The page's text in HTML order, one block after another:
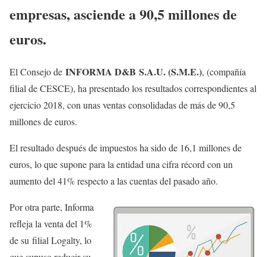
empresas, asciende a 90,5 millones de
euros.
El Consejo de INFORMA D&B S.A.U. (S.M.E.), (compañía
filial de CESCE), ha presentado los resultados correspondientes al
ejercicio 2018, con unas ventas consolidadas de más de 90,5
millones de euros.
El resultado después de impuestos ha sido de 16,1 millones de
euros, lo que supone para la entidad una cifra récord con un
aumento del 41% respecto a las cuentas del pasado año.
Por otra parte, Informa
refleja la venta del 1%
de su filial Logalty, lo